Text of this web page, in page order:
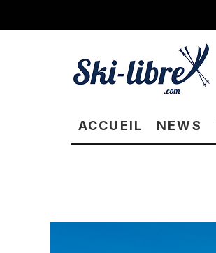
ACCUEIL NEWS